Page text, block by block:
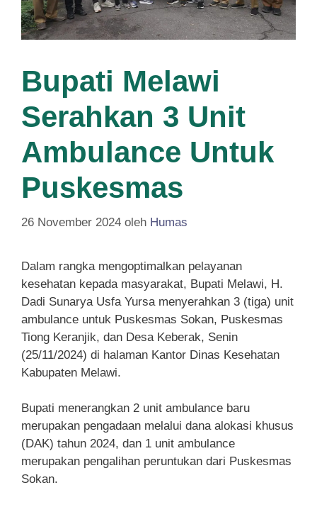
Bupati Melawi
Serahkan 3 Unit
Ambulance Untuk
Puskesmas
26 November 2024 oleh Humas
Dalam rangka mengoptimalkan pelayanan
kesehatan kepada masyarakat, Bupati Melawi, H.
Dadi Sunarya Usfa Yursa menyerahkan 3 (tiga) unit
ambulance untuk Puskesmas Sokan, Puskesmas
Tiong Keranjik, dan Desa Keberak, Senin
(25/11/2024) di halaman Kantor Dinas Kesehatan
Kabupaten Melawi.
Bupati menerangkan 2 unit ambulance baru
merupakan pengadaan melalui dana alokasi khusus
(DAK) tahun 2024, dan 1 unit ambulance
merupakan pengalihan peruntukan dari Puskesmas
Sokan.